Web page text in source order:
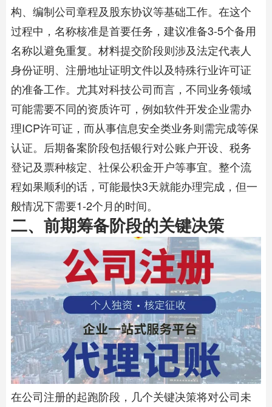
构、编制公司章程及股东协议等基础工作。在这个
过程中，名称核准是首要任务，建议准备3-5个备用
名称以避免重复。材料提交阶段则涉及法定代表人
身份证明、注册地址证明文件以及特殊行业许可证
的准备工作。尤其对科技公司而言，不同业务领域
可能需要不同的资质许可，例如软件开发企业需办
理ICP许可证，而从事信息安全类业务则需完成等保
认证。后期备案阶段包括银行对公账户开设、税务
登记及票种核定、社保公积金开户等事宜。整个流
程如果顺利的话，可能最快3天就能办理完成，但一
般情况下需要1-2个月的时间。
二、前期筹备阶段的关键决策
在公司注册的起跑阶段，几个关键决策将对公司未